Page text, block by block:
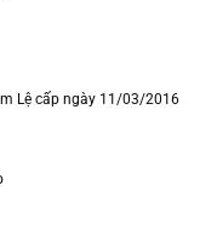
Lệ cấp ngày 11/03/2016